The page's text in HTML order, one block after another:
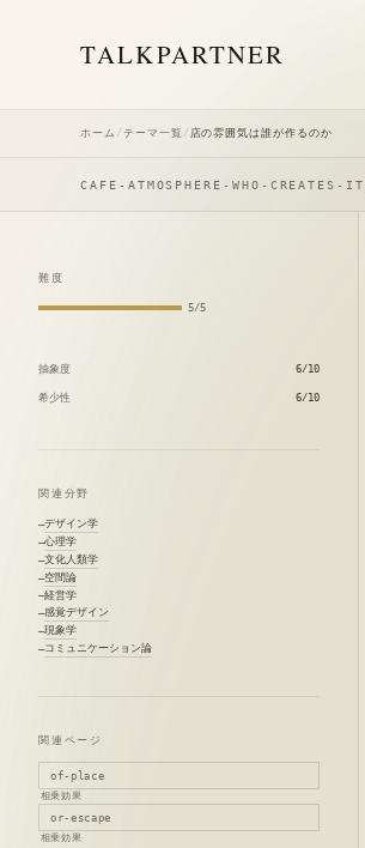
TALKPARTNER
ホーム /テーマ一覧/ 店の雰囲気は誰が作るのか
CAFE-ATMOSPHERE-WHO-CREATES-IT
難度
5/5
抽象度 6/10
希少性 6/10
関連分野
デザイン学
心理学
文化人類学
空間論
経営学
感覚デザイン
現象学
コミュニケーション論
関連ページ
of-place
相乗効果
or-escape
相乗効果